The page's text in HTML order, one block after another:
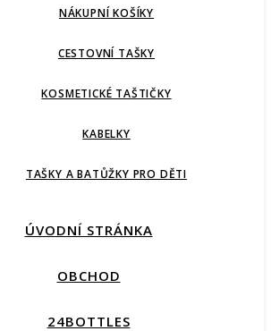
NÁKUPNÍ KOŠÍKY
CESTOVNÍ TAŠKY
KOSMETICKÉ TAŠTIČKY
KABELKY
TAŠKY A BATŮŽKY PRO DĚTI
ÚVODNÍ STRÁNKA
OBCHOD
24BOTTLES